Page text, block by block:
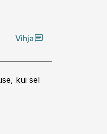
Vihja
kui sel